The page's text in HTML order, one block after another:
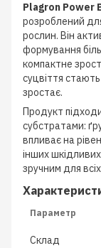
Plagron Power
розроблений
рослин. Він
формування
компактне
суцвіття
зростає.
Продукт
субстратами:
впливає на
інших
зручним для
Параметр
Склад